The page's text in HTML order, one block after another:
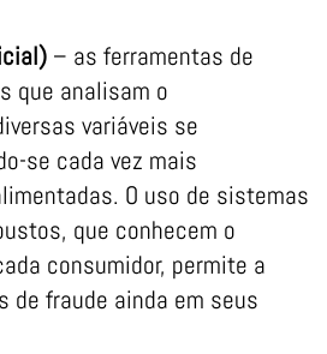
– as ferramentas de
que analisam o
variáveis se
se cada vez mais
O uso de sistemas
que conhecem o
consumidor, permite a
de fraude ainda em seus